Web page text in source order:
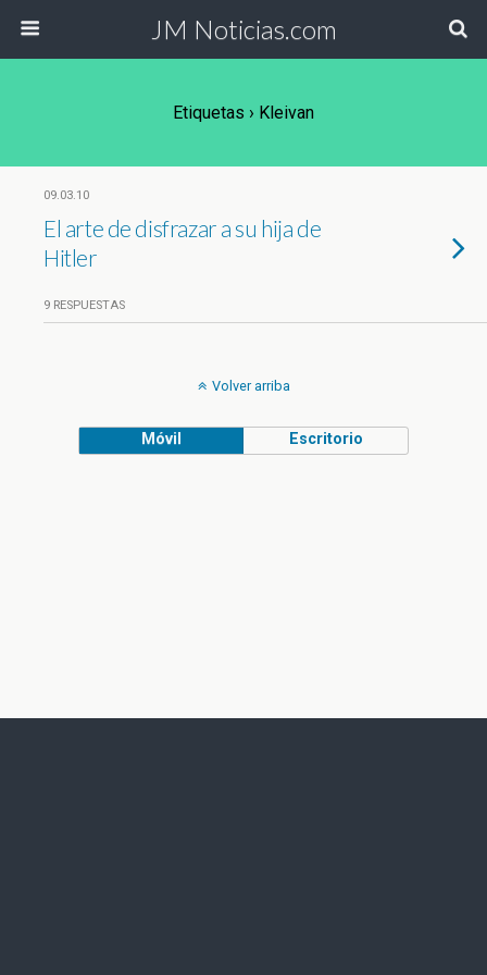
JM Noticias.com
Etiquetas › Kleivan
09.03.10
El arte de disfrazar a su hija de
Hitler
9 RESPUESTAS
Volver arriba
Móvil Escritorio